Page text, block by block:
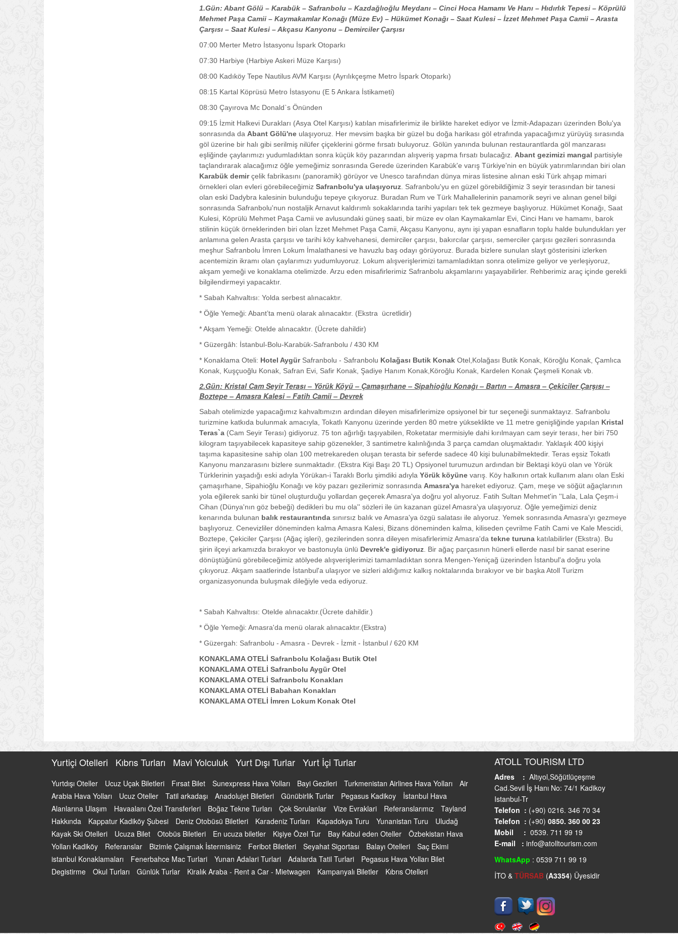
1.Gün: Abant Gölü – Karabük – Safranbolu – Kazdağlıoğlu Meydanı – Cinci Hoca Hamamı Ve Hanı – Hıdırlık Tepesi – Köprülü
Mehmet Paşa Camii – Kaymakamlar Konağı (Müze Ev) – Hükümet Konağı – Saat Kulesi – İzzet Mehmet Paşa Camii – Arasta
Çarşısı – Saat Kulesi – Akçasu Kanyonu – Demirciler Çarşısı
07:00 Merter Metro İstasyonu İspark Otoparkı
07:30 Harbiye (Harbiye Askeri Müze Karşısı)
08:00 Kadıköy Tepe Nautilus AVM Karşısı (Ayrılıkçeşme Metro İspark Otoparkı)
08:15 Kartal Köprüsü Metro İstasyonu (E 5 Ankara İstikameti)
08:30 Çayırova Mc Donald`s Önünden
09:15 İzmit Halkevi Durakları (Asya Otel Karşısı) katılan misafirlerimiz ile birlikte hareket ediyor ve İzmit-Adapazarı üzerinden Bolu'ya
sonrasında da Abant Gölü'neulaşıyoruz. Her mevsim başka bir güzel bu doğa harikası göl etrafında yapacağımız yürüyüş sırasında
göl üzerine bir halı gibi serilmiş nilüfer çiçeklerini görme fırsatı buluyoruz. Gölün yanında bulunan restaurantlarda göl manzarası
eşliğinde çaylarımızı yudumladıktan sonra küçük köy pazarından alışveriş yapma fırsatı bulacağız. Abant gezimizi mangal partisiyle
taçlandırarak alacağımız öğle yemeğimiz sonrasında Gerede üzerinden Karabük'e varış Türkiye'nin en büyük yatırımlarından biri olan
Karabük demirçelik fabrikasını (panoramik) görüyor ve Unesco tarafından dünya miras listesine alınan eski Türk ahşap mimari
örnekleri olan evleri görebileceğimiz Safranbolu'ya ulaşıyoruz. Safranbolu'yu en güzel görebildiğimiz 3 seyir terasından bir tanesi
olan eski Dadybra kalesinin bulunduğu tepeye çıkıyoruz. Buradan Rum ve Türk Mahallelerinin panamorik seyri ve alınan genel bilgi
sonrasında Safranbolu'nun nostaljik Arnavut kaldırımlı sokaklarında tarihi yapıları tek tek gezmeye başlıyoruz. Hükümet Konağı, Saat
Kulesi, Köprülü Mehmet Paşa Camii ve avlusundaki güneş saati, bir müze ev olan Kaymakamlar Evi, Cinci Hanı ve hamamı, barok
stilinin küçük örneklerinden biri olan İzzet Mehmet Paşa Camii, Akçasu Kanyonu, aynı işi yapan esnafların toplu halde bulundukları yer
anlamına gelen Arasta çarşısı ve tarihi köy kahvehanesi, demirciler çarşısı, bakırcılar çarşısı, semerciler çarşısı gezileri sonrasında
meşhur Safranbolu İmren Lokum İmalathanesi ve havuzlu baş odayı görüyoruz. Burada bizlere sunulan slayt gösterisini izlerken
acentemizin ikramı olan çaylarımızı yudumluyoruz. Lokum alışverişlerimizi tamamladıktan sonra otelimize geliyor ve yerleşiyoruz,
akşam yemeği ve konaklama otelimizde. Arzu eden misafirlerimiz Safranbolu akşamlarını yaşayabilirler. Rehberimiz araç içinde gerekli
bilgilendirmeyi yapacaktır.
* Sabah Kahvaltısı: Yolda serbest alınacaktır.
* Öğle Yemeği: Abant’ta menü olarak alınacaktır. (Ekstra ücretlidir)
* Akşam Yemeği: Otelde alınacaktır. (Ücrete dahildir)
* Güzergâh: İstanbul-Bolu-Karabük-Safranbolu / 430 KM
* Konaklama Oteli: Hotel AygürSafranbolu - Safranbolu Kolağası Butik KonakOtel,Kolağası Butik Konak, Köroğlu Konak, Çamlıca
Konak, Kuşçuoğlu Konak, Safran Evi, Safir Konak, Şadiye Hanım Konak,Köroğlu Konak, Kardelen Konak Çeşmeli Konak vb.
2.Gün: Kristal Cam Seyir Terası – Yörük Köyü – Çamaşırhane – Sipahioğlu Konağı – Bartın – Amasra – Çekiciler Çarşısı –
Boztepe – Amasra Kalesi – Fatih Camii – Devrek
Sabah otelimizde yapacağımız kahvaltımızın ardından dileyen misafirlerimize opsiyonel bir tur seçeneği sunmaktayız. Safranbolu
turizmine katkıda bulunmak amacıyla, Tokatlı Kanyonu üzerinde yerden 80 metre yükseklikte ve 11 metre genişliğinde yapılan Kristal
Teras`a(Cam Seyir Terası) gidiyoruz. 75 ton ağırlığı taşıyabilen, Roketatar mermisiyle dahi kırılmayan cam seyir terası, her biri 750
kilogram taşıyabilecek kapasiteye sahip gözenekler, 3 santimetre kalınlığında 3 parça camdan oluşmaktadır. Yaklaşık 400 kişiyi
taşıma kapasitesine sahip olan 100 metrekareden oluşan terasta bir seferde sadece 40 kişi bulunabilmektedir. Teras eşsiz Tokatlı
Kanyonu manzarasını bizlere sunmaktadır. (Ekstra Kişi Başı 20 TL) Opsiyonel turumuzun ardından bir Bektaşi köyü olan ve Yörük
Türklerinin yaşadığı eski adıyla Yörükan-i Taraklı Borlu şimdiki adıyla Yörük köyüne varış. Köy halkının ortak kullanım alanı olan Eski
çamaşırhane, Sipahioğlu Konağı ve köy pazarı gezilerimiz sonrasında Amasra'ya hareket ediyoruz. Çam, meşe ve söğüt ağaçlarının
yola eğilerek sanki bir tünel oluşturduğu yollardan geçerek Amasra'ya doğru yol alıyoruz. Fatih Sultan Mehmet'in ''Lala, Lala Çeşm-i
Cihan (Dünya'nın göz bebeği) dedikleri bu mu ola'' sözleri ile ün kazanan güzel Amasra'ya ulaşıyoruz. Öğle yemeğimizi deniz
kenarında bulunan balık restaurantındasınırsız balık ve Amasra'ya özgü salatası ile alıyoruz. Yemek sonrasında Amasra'yı gezmeye
başlıyoruz. Cenevizliler döneminden kalma Amasra Kalesi, Bizans döneminden kalma, kiliseden çevrilme Fatih Cami ve Kale Mescidi,
Boztepe, Çekiciler Çarşısı (Ağaç işleri), gezilerinden sonra dileyen misafirlerimiz Amasra'da tekne turunakatılabilirler (Ekstra). Bu
şirin ilçeyi arkamızda bırakıyor ve bastonuyla ünlü Devrek'e gidiyoruz. Bir ağaç parçasının hünerli ellerde nasıl bir sanat eserine
dönüştüğünü görebileceğimiz atölyede alışverişlerimizi tamamladıktan sonra Mengen-Yeniçağ üzerinden İstanbul'a doğru yola
çıkıyoruz. Akşam saatlerinde İstanbul'a ulaşıyor ve sizleri aldığımız kalkış noktalarında bırakıyor ve bir başka Atoll Turizm
organizasyonunda buluşmak dileğiyle veda ediyoruz.
* Sabah Kahvaltısı: Otelde alınacaktır.(Ücrete dahildir.)
* Öğle Yemeği: Amasra'da menü olarak alınacaktır.(Ekstra)
* Güzergah: Safranbolu - Amasra - Devrek - İzmit - İstanbul / 620 KM
KONAKLAMA OTELİ Safranbolu Kolağası Butik Otel
KONAKLAMA OTELİ Safranbolu Aygür Otel
KONAKLAMA OTELİ Safranbolu Konakları
KONAKLAMA OTELİ Babahan Konakları
KONAKLAMA OTELİ İmren Lokum Konak Otel
Yurtiçi Otelleri Kıbrıs Turları Mavi Yolculuk Yurt Dışı Turlar Yurt İçi Turlar
Yurtdışı Oteller Ucuz Uçak Biletleri Fırsat Bilet Sunexpress Hava Yolları Bayi Gezileri Turkmenistan Airlines Hava Yolları
Air
Arabia Hava Yolları
Ucuz Oteller Tatil arkadaşı Anadolujet Biletleri Günübirlik Turlar Pegasus Kadikoy
İstanbul Hava
Alanlarına Ulaşım
Havaalanı Özel Transferleri Boğaz Tekne Turları Çok Sorulanlar Vize Evraklari Referanslarımız
Tayland
Hakkında
Kappatur Kadiköy Şubesi Deniz Otobüsü Biletleri Karadeniz Turları Kapadokya Turu Yunanistan Turu
Uludağ
Kayak Ski Otelleri
Ucuza Bilet Otobüs Biletleri En ucuza biletler Kişiye Özel Tur Bay Kabul eden Oteller
Özbekistan Hava
Yolları Kadiköy
Referanslar Bizimle Çalışmak İstermisiniz Feribot Biletleri Seyahat Sigortası Balayı Otelleri
Saç Ekimi
istanbul Konaklamaları
Fenerbahce Mac Turlari Yunan Adalari Turlari Adalarda Tatil Turlari
Pegasus Hava Yolları Bilet
Degistirme
Okul Turları Günlük Turlar Kiralık Araba - Rent a Car - Mietwagen Kampanyalı Biletler Kıbrıs Otelleri
ATOLL TOURISM LTD
Adres : Altıyol,Söğütlüçeşme
Cad.Sevil İş Hanı No: 74/1 Kadikoy
Istanbul-Tr
Telefon : (+90) 0216. 346 70 34
Telefon : (+90) 0850. 360 00 23
Mobil : 0539. 711 99 19
E-mail : info@atolltourism.com
WhatsApp : 0539 711 99 19
İTO & TÜRSAB (A3354) Üyesidir